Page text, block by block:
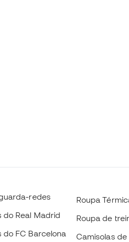
redes
do Real Madrid
do FC Barcelona
Roupa
Roupa de
Camisolas de